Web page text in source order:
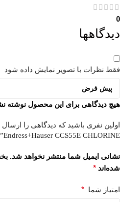
0
دیدگاهها
فقط نظرات با تصویر نمایش داده شود
هیچ دیدگاهی برای این محصول نوشته
اولین نفری باشید که دیدگاهی را
Endress+Hauser CCS55E CHLORINE”
نشانی ایمیل شما منتشر نخواهد شد.
شده‌اند *
امتیاز شما *